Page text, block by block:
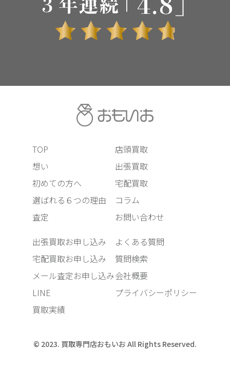
TOP
想い
初めての方へ
選ばれる６つの理由
査定
店頭買取
出張買取
宅配買取
コラム
お問い合わせ
出張買取お申し込み
宅配買取お申し込み
メール査定お申し込み
LINE
買取実績
よくある質問
質問検索
会社概要
プライバシーポリシー
© 2023. 買取専門店おもいお All Rights Reserved.